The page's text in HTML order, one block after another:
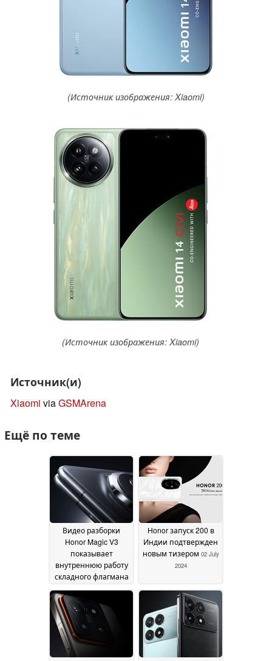
(Источник изображения: Xiaomi)
(Источник изображения: Xiaomi)
Источник(и)
Xiaomi viaGSMArena
Ещё по теме
Видео разборки
Honor Magic V3
показывает
внутреннюю работу
складного флагмана
20
July 2024
Honor запуск 200 в
Индии подтвержден
новым тизером 02 July
2024